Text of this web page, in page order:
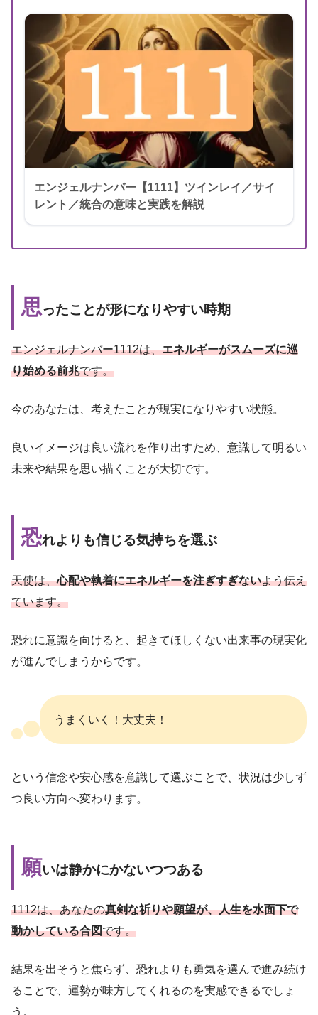
エンジェルナンバー【1111】ツインレイ／サイ
レント／統合の意味と実践を解説
思ったことが形になりやすい時期
エンジェルナンバー1112は、エネルギーがスムーズに巡
り始める前兆です。
今のあなたは、考えたことが現実になりやすい状態。
良いイメージは良い流れを作り出すため、意識して明るい
未来や結果を思い描くことが大切です。
恐れよりも信じる気持ちを選ぶ
天使は、心配や執着にエネルギーを注ぎすぎないよう伝え
ています。
恐れに意識を向けると、起きてほしくない出来事の現実化
が進んでしまうからです。
うまくいく！大丈夫！
という信念や安心感を意識して選ぶことで、状況は少しず
つ良い方向へ変わります。
願いは静かにかないつつある
1112は、あなたの真剣な祈りや願望が、人生を水面下で
動かしている合図です。
結果を出そうと焦らず、恐れよりも勇気を選んで進み続け
ることで、運勢が味方してくれるのを実感できるでしょ
う。